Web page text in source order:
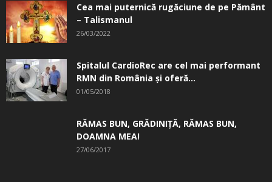
Cea mai puternică rugăciune de pe Pământ
– Talismanul
26/03/2022
Spitalul CardioRec are cel mai performant
RMN din România și oferă...
01/05/2018
RĂMAS BUN, GRĂDINIŢĂ, ­RĂMAS BUN,
DOAMNA MEA!
27/06/2017